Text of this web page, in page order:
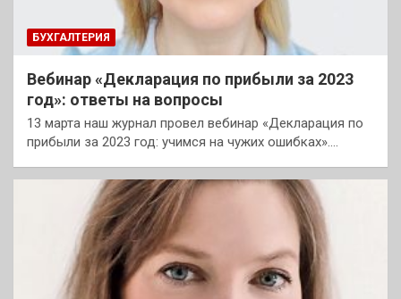
БУХГАЛТЕРИЯ
Вебинар «Декларация по прибыли за 2023
год»: ответы на вопросы
13 марта наш журнал провел вебинар «Декларация по
прибыли за 2023 год: учимся на чужих ошибках».…